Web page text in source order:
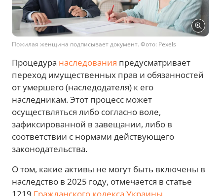
Пожилая женщина подписывает документ. Фото: Pexels
Процедура наследования предусматривает
переход имущественных прав и обязанностей
от умершего (наследодателя) к его
наследникам. Этот процесс может
осуществляться либо согласно воле,
зафиксированной в завещании, либо в
соответствии с нормами действующего
законодательства.
О том, какие активы не могут быть включены в
наследство в 2025 году, отмечается в статье